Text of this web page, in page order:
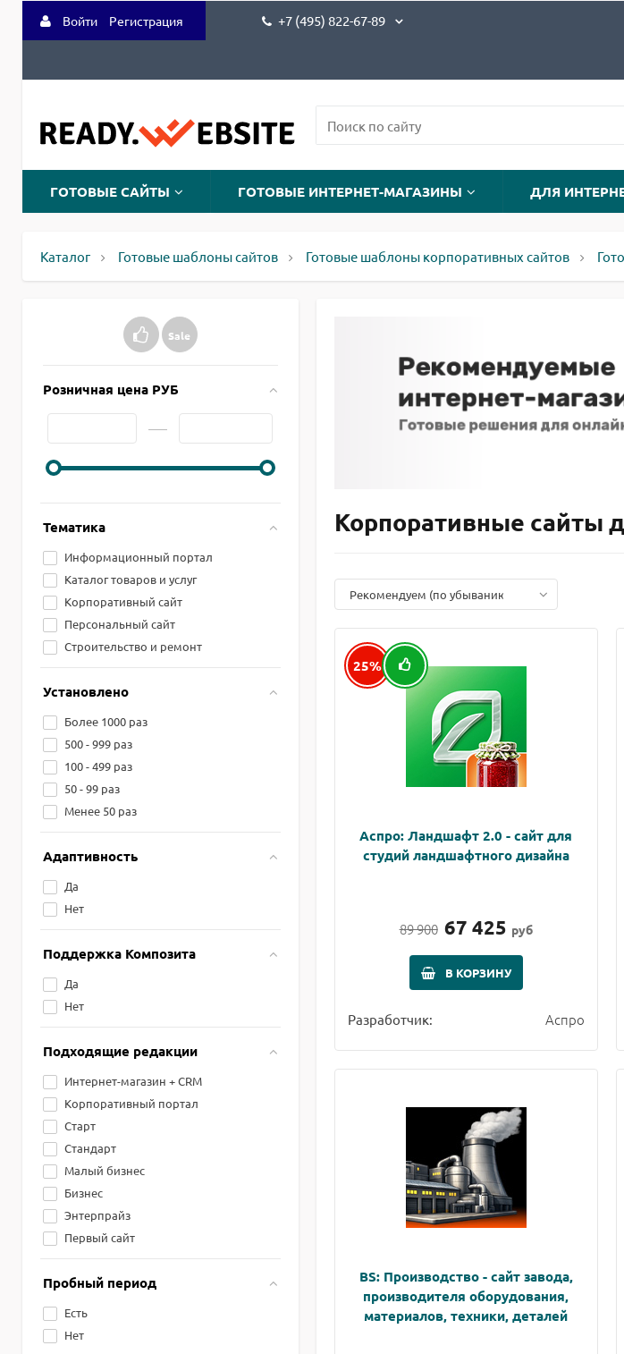
Войти Регистрация +7 (495) 822-67-89
ГОТОВЫЕ САЙТЫ ГОТОВЫЕ ИНТЕРНЕТ-МАГАЗИНЫ ДЛЯ
Каталог Готовые шаблоны сайтов Готовые шаблоны корпоративных сайтов
Sale
Розничная цена РУБ
Тематика
Информационный портал
Каталог товаров и услуг
Корпоративный сайт
Персональный сайт
Строительство и ремонт
Установлено
Более 1000 раз
500 - 999 раз
100 - 499 раз
50 - 99 раз
Менее 50 раз
Адаптивность
Да
Нет
Поддержка Композита
Да
Нет
Подходящие редакции
Интернет-магазин + CRM
Корпоративный портал
Старт
Стандарт
Малый бизнес
Бизнес
Энтерпрайз
Первый сайт
Пробный период
Есть
Нет
Корпоративные сайты
Рекомендуем (по убыванию)
25%
Аспро: Ландшафт 2.0 - сайт для
студий ландшафтного дизайна
89 900 67 425 руб
В КОРЗИНУ
Разработчик: Аспро
BS: Производство - сайт завода,
производителя оборудования,
материалов, техники, деталей